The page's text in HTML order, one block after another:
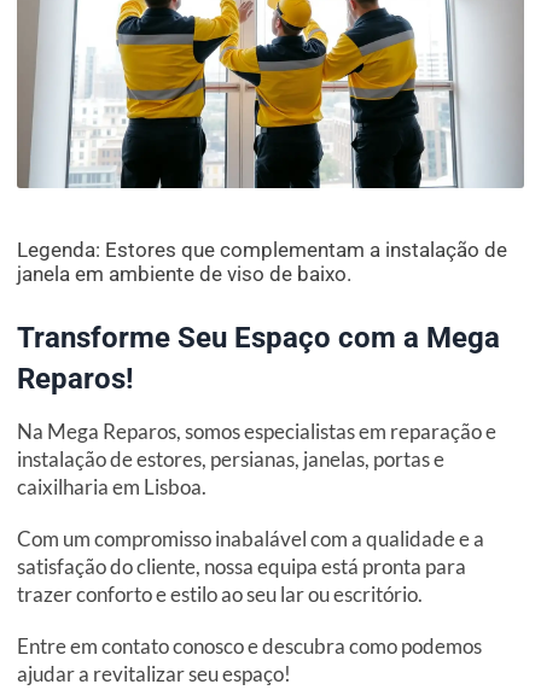
Legenda: Estores que complementam a instalação de
janela em ambiente de viso de baixo.
Transforme Seu Espaço com a Mega
Reparos!
Na Mega Reparos, somos especialistas em reparação e
instalação de estores, persianas, janelas, portas e
caixilharia em Lisboa.
Com um compromisso inabalável com a qualidade e a
satisfação do cliente, nossa equipa está pronta para
trazer conforto e estilo ao seu lar ou escritório.
Entre em contato conosco e descubra como podemos
ajudar a revitalizar seu espaço!